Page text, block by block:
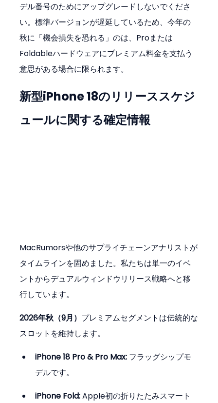
デル番号のためにアップグレードしないでくださ
い。標準バージョンが遅延しているため、今年の
秋に「機会損失を恐れる」のは、Proまたは
Foldableハードウェアにプレミアム料金を支払う
意思がある場合に限られます。
新型iPhone 18のリリーススケジ
ュールに関する確定情報
MacRumorsや他のサプライチェーンアナリストが
タイムラインを固めました。私たちは単一のイベ
ントからデュアルウィンドウリリース戦略へと移
行しています。
2026年秋（9月） プレミアムセグメントは伝統的な
スロットを維持します。
iPhone 18 Pro & Pro Max: フラッグシップモ
デルです。
iPhone Fold: Apple初の折りたたみスマート